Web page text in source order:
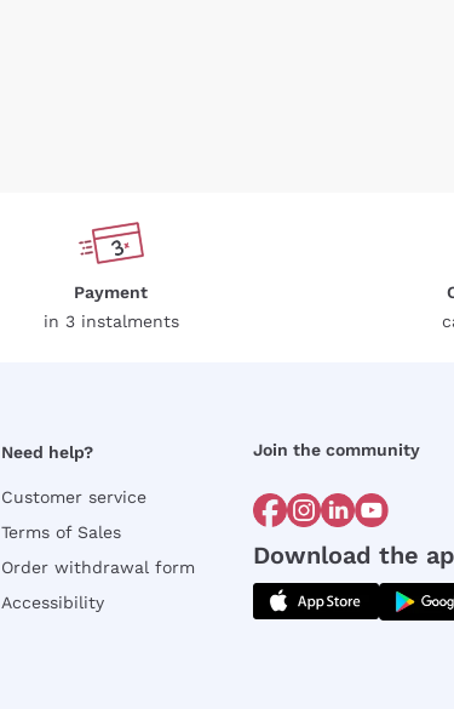
Payment
in 3 instalments
Need help?
Customer service
Terms of Sales
Order withdrawal form
Accessibility
Join the community
Download the